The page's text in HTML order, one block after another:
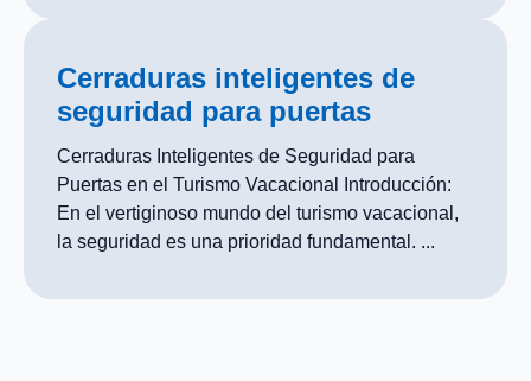
Cerraduras inteligentes de
seguridad para puertas
Cerraduras Inteligentes de Seguridad para
Puertas en el Turismo Vacacional Introducción:
En el vertiginoso mundo del turismo vacacional,
la seguridad es una prioridad fundamental. ...